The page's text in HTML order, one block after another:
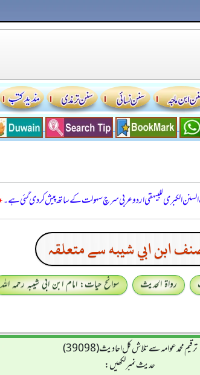
السنن الكبرى للبيهقي اردو عربی سرچ سہولت کے ساتھ پیش کر دی گئی ہے۔
ابن ابي شيبه سے متعلقہ
رواۃ الحدیث
سوانح حیات: امام ابن ابی شیبہ رحمہ اللہ
ترقیم محمدعوامہ سے تلاش کل احادیث (39098)
حدیث نمبر لکھیں: